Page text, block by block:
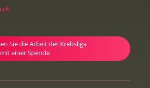
Sie die Arbeit der Krebsliga
einer Spende